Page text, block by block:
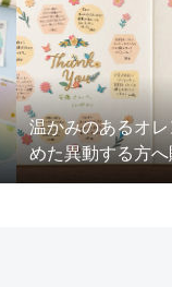
温かみのあるオ
めた異動する方